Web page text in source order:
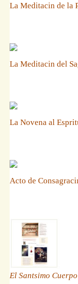
La Meditacin de la
La Meditacin del
La Novena al
Acto de
El Santsimo